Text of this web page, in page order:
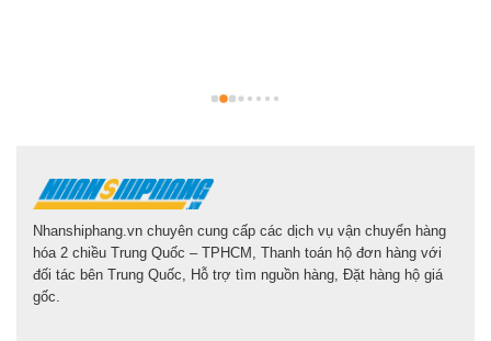
Nhanshiphang.vn chuyên cung cấp các dịch vụ vận chuyển hàng
hóa 2 chiều Trung Quốc – TPHCM, Thanh toán hộ đơn hàng với
đối tác bên Trung Quốc, Hỗ trợ tìm nguồn hàng, Đặt hàng hộ giá
gốc.